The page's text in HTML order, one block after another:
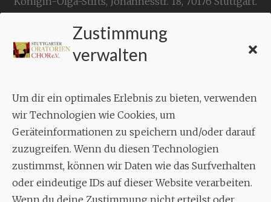
Zustimmung
verwalten
Um dir ein optimales Erlebnis zu bieten, verwenden
wir Technologien wie Cookies, um
Geräteinformationen zu speichern und/oder darauf
zuzugreifen. Wenn du diesen Technologien
zustimmst, können wir Daten wie das Surfverhalten
oder eindeutige IDs auf dieser Website verarbeiten.
Wenn du deine Zustimmung nicht erteilst oder
KONTAKT
Geschäftsstelle:
Aixheimer Str. 18
70619 Stuttgart
MUSIK
Musikalischer Leiter:
Enrico Trummer